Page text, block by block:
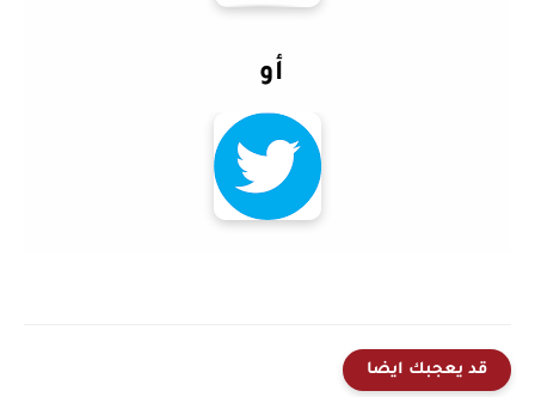
أو
قد يعجبك ايضا